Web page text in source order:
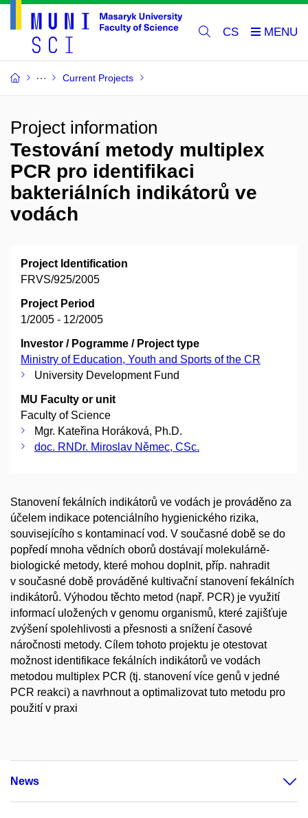
CS
Current Projects
Project information
Testování metody multiplex
PCR pro identifikaci
bakteriálních indikátorů ve
vodách
Project Identification
FRVS/925/2005
Project Period
1/2005 - 12/2005
Investor / Pogramme / Project type
Ministry of Education, Youth and Sports of the CR
University Development Fund
MU Faculty or unit
Faculty of Science
Mgr. Kateřina Horáková, Ph.D.
doc. RNDr. Miroslav Němec, CSc.
Stanovení fekálních indikátorů ve vodách je prováděno za
účelem indikace potenciálního hygienického rizika,
souvisejícího s kontaminací vod. V současné době se do
popředí mnoha vědních oborů dostávají molekulárně-
biologické metody, které mohou doplnit, příp. nahradit
v současné době prováděné kultivační stanovení fekálních
indikátorů. Výhodou těchto metod (např. PCR) je využití
informací uložených v genomu organismů, které zajišťuje
zvýšení spolehlivosti a přesnosti a snížení časové
náročnosti metody. Cílem tohoto projektu je otestovat
možnost identifikace fekálních indikátorů ve vodách
metodou multiplex PCR (tj. stanovení více genů v jedné
PCR reakci) a navrhnout a optimalizovat tuto metodu pro
použití v praxi
News